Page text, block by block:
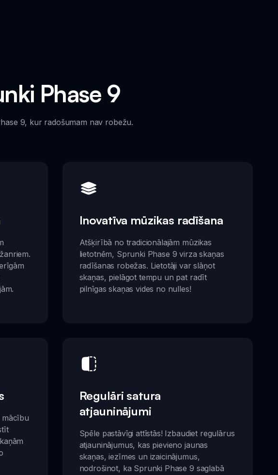
Phase 9
9, kur radošumam nav robežu.
Inovatīva mūzikas radīšana
Atšķirībā no tradicionālajām mūzikas
lietotnēm, Sprunki Phase 9 virza skaņas
radīšanas robežas. Lietotāji var slāņot
skaņas, pielāgot tempu un pat radīt
pilnīgas skaņas vides no nulles!
mācību
Regulāri satura
atjauninājumi
Spēle pastāvīgi attīstās! Izbaudiet regulārus
atjauninājumus, kas pievieno jaunas
skaņas, iezīmes un izaicinājumus,
nodrošinot, ka Sprunki Phase 9 saglabā